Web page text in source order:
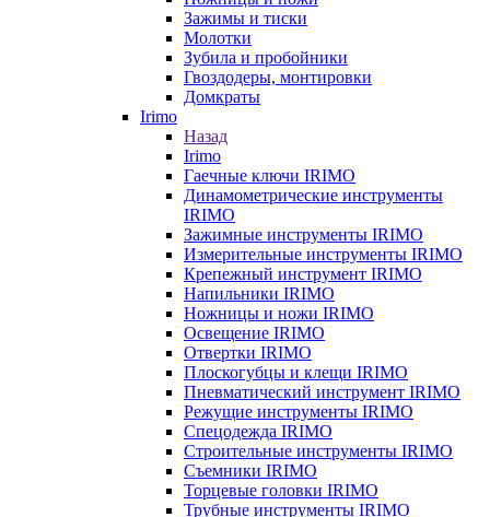
Зажимы и тиски
Молотки
Зубила и пробойники
Гвоздодеры, монтировки
Домкраты
Irimo
Назад
Irimo
Гаечные ключи IRIMO
Динамометрические инструменты
IRIMO
Зажимные инструменты IRIMO
Измерительные инструменты IRIMO
Крепежный инструмент IRIMO
Напильники IRIMO
Ножницы и ножи IRIMO
Освещение IRIMO
Отвертки IRIMO
Плоскогубцы и клещи IRIMO
Пневматический инструмент IRIMO
Режущие инструменты IRIMO
Спецодежда IRIMO
Строительные инструменты IRIMO
Съемники IRIMO
Торцевые головки IRIMO
Трубные инструменты IRIMO